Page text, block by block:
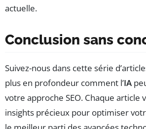
actuelle.
Conclusion sans
Suivez-nous dans cette série
plus en profondeur comment l’IA
votre approche SEO. Chaque article
insights précieux pour optimiser